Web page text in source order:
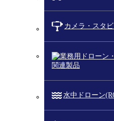
カメラ・スタ
水中ドローン